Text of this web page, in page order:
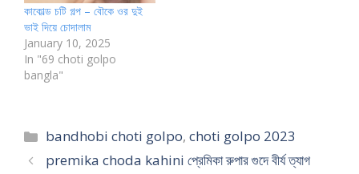
কাকোল্ড চটি গল্প – বৌকে ওর দুই
ভাই দিয়ে চোদালাম
January 10, 2025
In "69 choti golpo
bangla"
Categories
bandhobi choti golpo,choti golpo 2023
premika choda kahini প্রেমিকা রুপার গুদে বীর্য ত্যাগ